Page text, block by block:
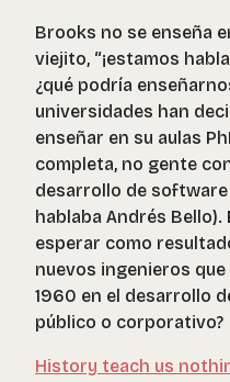
Brooks no se enseña
viejito, “¡estamos
¿qué podría
universidades han
enseñar en su aulas
completa, no gente
desarrollo de
hablaba Andrés Bello).
esperar como
nuevos ingenieros
1960 en el desarrollo
público o corporativo?
History teach us